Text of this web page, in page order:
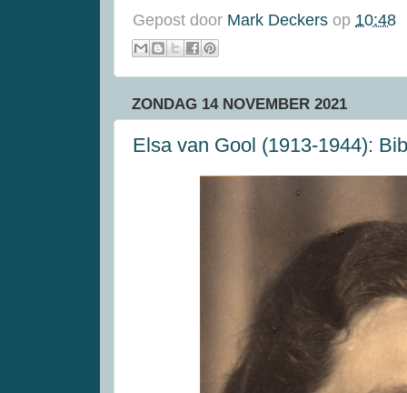
Gepost door Mark Deckers op 10:48
ZONDAG 14 NOVEMBER 2021
Elsa van Gool (1913-1944):